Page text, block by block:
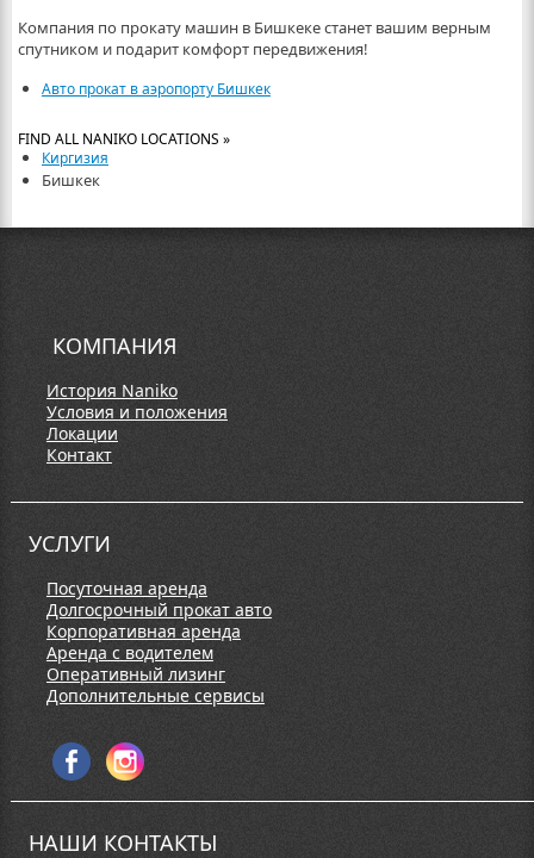
Компания по прокату машин в Бишкеке станет вашим верным
спутником и подарит комфорт передвижения!
Авто прокат в аэропорту Бишкек
FIND ALL NANIKO LOCATIONS »
Киргизия
Бишкек
КОМПАНИЯ
История Naniko
Условия и положения
Локации
Контакт
УСЛУГИ
Посуточная аренда
Долгосрочный прокат авто
Корпоративная аренда
Аренда с водителем
Оперативный лизинг
Дополнительные сервисы
НАШИ КОНТАКТЫ